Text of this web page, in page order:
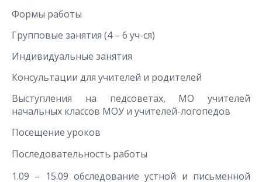
Формы работы
Групповые занятия (4 – 6 уч-ся)
Индивидуальные занятия
Консультации для учителей и родителей
Выступления на педсоветах, МО учителей
начальных классов МОУ и учителей-логопедов
Посещение уроков
Последовательность работы
1.09 – 15.09 обследование устной и письменной